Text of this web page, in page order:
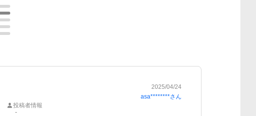
2025/04/24
asa********さん
投稿者情報
-